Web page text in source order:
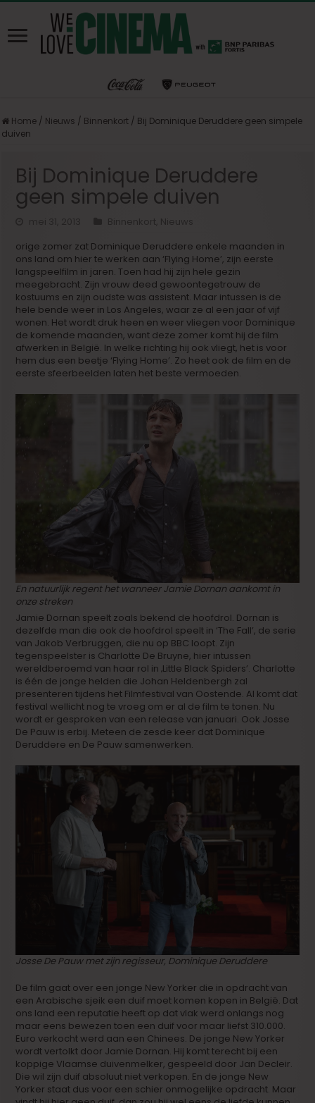
Home / Nieuws / Binnenkort / Bij Dominique Deruddere geen simpele
duiven
Bij Dominique Deruddere
geen simpele duiven
Binnenkort Nieuws
orige zomer zat Dominique Deruddere enkele maanden in
ons land om hier te werken aan ‘Flying Home’, zijn eerste
langspeelfilm in jaren. Toen had hij zijn hele gezin
meegebracht. Zijn vrouw deed gewoontegetrouw de
kostuums en zijn oudste was assistent. Maar intussen is de
hele bende weer in Los Angeles, waar ze al een jaar of vijf
wonen. Het wordt druk heen en weer vliegen voor Dominique
de komende maanden, want deze zomer komt hij de film
afwerken in België. In welke richting hij ook vliegt, het is voor
hem dus een beetje ‘Flying Home’. Zo heet ook de film en de
eerste sfeerbeelden laten het beste vermoeden.
En natuurlijk regent het wanneer Jamie Dornan aankomt in
onze streken
Jamie Dornan speelt zoals bekend de hoofdrol. Dornan is
dezelfde man die ook de hoofdrol speelt in ‘The Fall’, de serie
van Jakob Verbruggen, die nu op BBC loopt. Zijn
tegenspeelster is Charlotte De Bruyne, hier intussen
wereldberoemd van haar rol in ‚Little Black Spiders’. Charlotte
is één de jonge helden die Johan Heldenbergh zal
presenteren tijdens het Filmfestival van Oostende. Al komt dat
festival wellicht nog te vroeg om er al de film te tonen. Nu
wordt er gesproken van een release van januari. Ook Josse
De Pauw is erbij. Meteen de zesde keer dat Dominique
Deruddere en De Pauw samenwerken.
Josse De Pauw met zijn regisseur, Dominique Deruddere
De film gaat over een jonge New Yorker die in opdracht van
een Arabische sjeik een duif moet komen kopen in België. Dat
ons land een reputatie heeft op dat vlak werd onlangs nog
maar eens bewezen toen een duif voor maar liefst 310.000.
Euro verkocht werd aan een Chinees. De jonge New Yorker
wordt vertolkt door Jamie Dornan. Hij komt terecht bij een
koppige Vlaamse duivenmelker, gespeeld door Jan Decleir.
Die wil zijn duif absoluut niet verkopen. En de jonge New
Yorker staat dus voor een schier onmogelijke opdracht. Maar